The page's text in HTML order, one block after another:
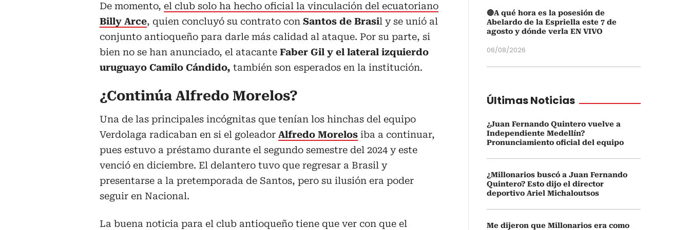
De momento, el club solo ha hecho oficial la vinculación del ecuatoriano
Billy Arce, quien concluyó su contrato con Santos de Brasil y se unió al
conjunto antioqueño para darle más calidad al ataque. Por su parte, si
bien no se han anunciado, el atacante Faber Gil y el lateral izquierdo
uruguayo Camilo Cándido, también son esperados en la institución.
¿Continúa Alfredo Morelos?
Una de las principales incógnitas que tenían los hinchas del equipo
Verdolaga radicaban en si el goleador Alfredo Morelos iba a continuar,
pues estuvo a préstamo durante el segundo semestre del 2024 y este
venció en diciembre. El delantero tuvo que regresar a Brasil y
presentarse a la pretemporada de Santos, pero su ilusión era poder
seguir en Nacional.
La buena noticia para el club antioqueño tiene que ver con que el
🔴A qué hora es la posesión de
Abelardo de la Espriella este 7 de
agosto y dónde verla EN VIVO
06/08/2026
Últimas Noticias
¿Juan Fernando Quintero vuelve a
Independiente Medellín?
Pronunciamiento oficial del equipo
¿Millonarios buscó a Juan Fernando
Quintero? Esto dijo el director
deportivo Ariel Michaloutsos
Me dijeron que Millonarios era como